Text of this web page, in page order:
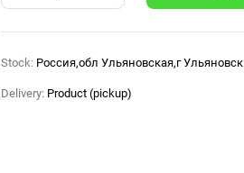
Stock: Россия,обл Ульяновская,г Ульяновск
Delivery: Product (pickup)